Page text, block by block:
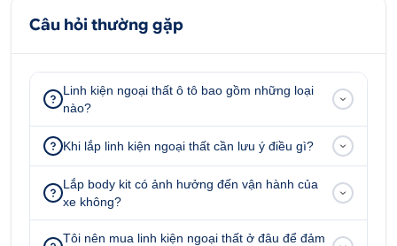
Câu hỏi thường gặp
Linh kiện ngoại thất ô tô bao gồm những loại
nào?
Khi lắp linh kiện ngoại thất cần lưu ý điều gì?
Lắp body kit có ảnh hưởng đến vận hành của
xe không?
Tôi nên mua linh kiện ngoại thất ở đâu để đảm